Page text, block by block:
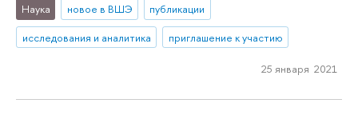
Наука новое в ВШЭ
публикации
исследования и аналитика
приглашение к участию
25 января 2021